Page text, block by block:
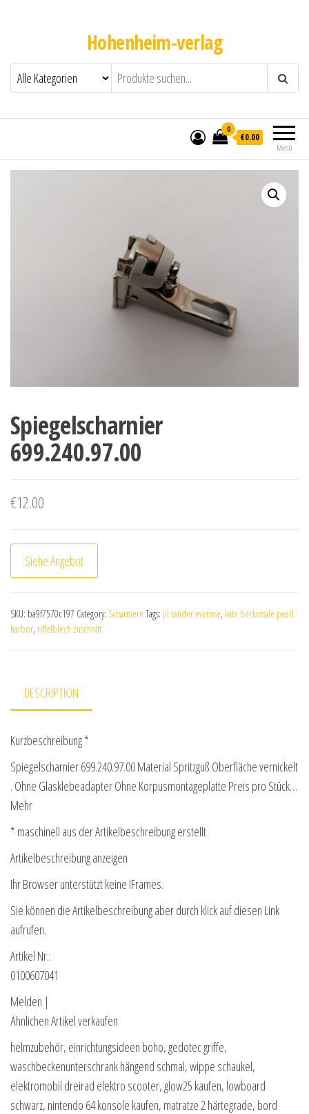
Hohenheim-verlag
Menü
0
€0.00
Spiegelscharnier
699.240.97.00
€12.00
Siehe Angebot
SKU: ba9f7570c197 Category: Scharniere Tags: jil sander everose, kate beckinsale pearl
harbor, riffelblech zuschnitt
DESCRIPTION
Kurzbeschreibung *
Spiegelscharnier 699.240.97.00 Material Spritzguß Oberfläche vernickelt
. Ohne Glasklebeadapter Ohne Korpusmontageplatte Preis pro Stück…
Mehr
* maschinell aus der Artikelbeschreibung erstellt
Artikelbeschreibung anzeigen
Ihr Browser unterstützt keine IFrames.
Sie können die Artikelbeschreibung aber durch klick auf diesen Link
aufrufen.
Artikel Nr.:
0100607041
Melden |
Ähnlichen Artikel verkaufen
helmzubehör, einrichtungsideen boho, gedotec griffe,
waschbeckenunterschrank hängend schmal, wippe schaukel,
elektromobil dreirad elektro scooter, glow25 kaufen, lowboard
schwarz, nintendo 64 konsole kaufen, matratze 2 härtegrade, bord